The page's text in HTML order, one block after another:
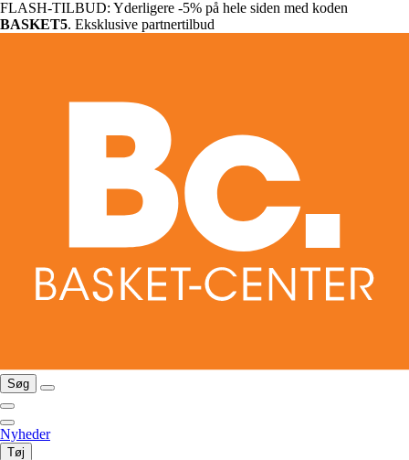
FLASH-TILBUD: Yderligere -5% på hele siden med koden
BASKET5. Eksklusive partnertilbud
Søg
Nyheder
Tøj